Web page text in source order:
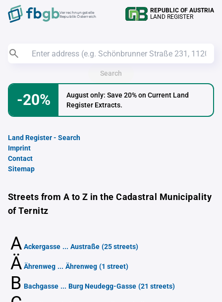
Verrechnungstelle
Republik Österreich
REPUBLIC OF AUSTRIA
LAND REGISTER
Search
-20%
August only: Save 20% on Current Land
Register Extracts.
Land Register - Search
Imprint
Contact
Sitemap
Streets from A to Z in the Cadastral Municipality
of Ternitz
A Ackergasse ... Austraße (25 streets)
Ä Ährenweg ... Ährenweg (1 street)
B Bachgasse ... Burg Neudegg-Gasse (21 streets)